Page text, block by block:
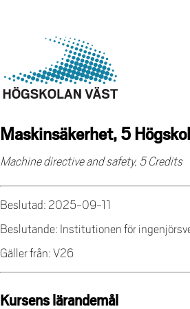
Maskinsäkerhet, 5
Machine directive and safety, 5 Credits
Beslutad: 2025-09-11
Beslutande: Institutionen för
Gäller från: V26
Kursens lärandemål